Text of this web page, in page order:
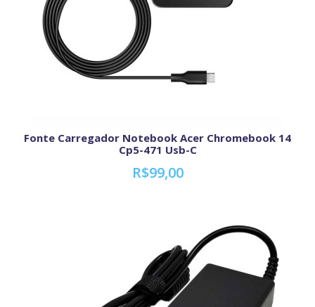
Fonte Carregador Notebook Acer Chromebook 14
Cp5-471 Usb-C
R$99,00